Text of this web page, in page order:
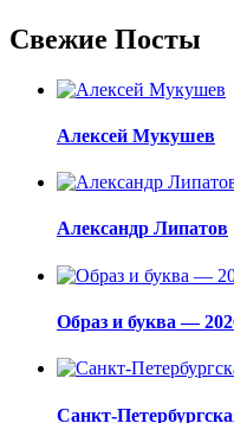
Свежие Посты
Алексей Мукушев
Александр Липатов
Образ и буква —
Санкт-